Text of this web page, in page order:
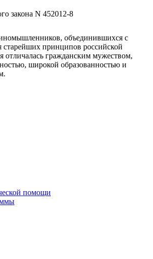
закона N 452012-8
объединившихся с
старейших принципов российской
отличалась гражданским мужеством,
широкой образованностью и
помощи